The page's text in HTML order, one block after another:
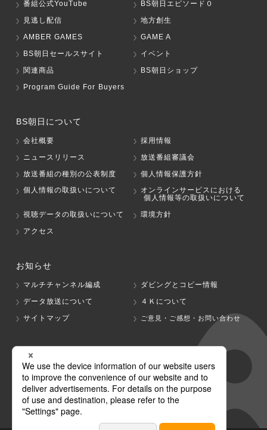
番組公式YouTube
BS朝日エピソード０
見逃し配信
地方創生
AMBER GAMES
GAME A
BS朝日セールスサイト
イベント
関連商品
BS朝日ショップ
Program Guide For Buyers
BS朝日について
会社概要
採用情報
ニュースリリース
放送番組審議会
放送番組の種別の公表制度
個人情報保護方針
個人情報の取扱いについて
オンラインサービスにおける
個人情報等の取扱いについて
視聴データの取扱いについて
環境方針
アクセス
お知らせ
マルチチャンネル編成
ダビングとコピー情報
データ放送について
４Ｋについて
サイトマップ
ご意見・ご感想・お問い合わせ
グループ会社
テレビ朝日 テレ朝チャンネル